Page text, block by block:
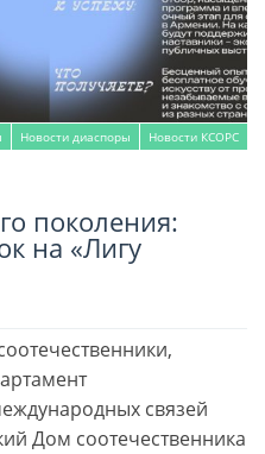
Новости диаспоры Новости КСОРС
поколения:
на «Лигу
связей
Дом соотечественника